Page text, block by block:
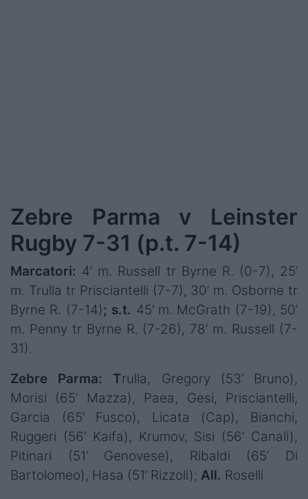
Zebre Parma v Leinster
Rugby 7-31 (p.t. 7-14)
Marcatori: 4’ m. Russell tr Byrne R. (0-7), 25’
m. Trulla tr Prisciantelli (7-7), 30’ m. Osborne tr
Byrne R. (7-14); s.t. 45’ m. McGrath (7-19), 50’
m. Penny tr Byrne R. (7-26), 78’ m. Russell (7-
31).
Zebre Parma: Trulla, Gregory (53’ Bruno),
Morisi (65’ Mazza), Paea, Gesi, Prisciantelli,
Garcia (65’ Fusco), Licata (Cap), Bianchi,
Ruggeri (56’ Kaifa), Krumov, Sisi (56’ Canali),
Pitinari (51’ Genovese), Ribaldi (65’ Di
Bartolomeo), Hasa (51’ Rizzoli); All. Roselli